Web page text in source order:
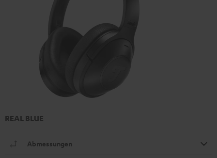
REAL BLUE
Abmessungen